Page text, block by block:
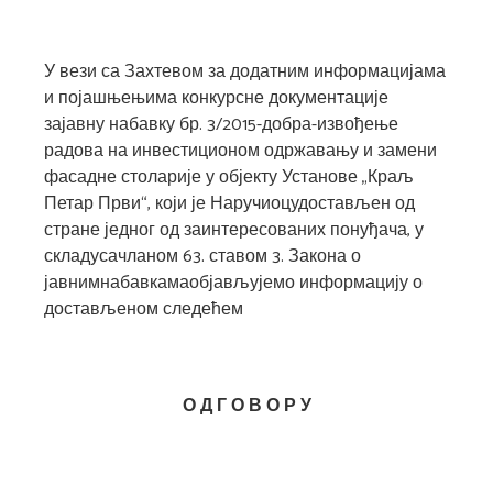
У вези са Захтевом за додатним информацијама
и појашњењима конкурсне документације
зајавну набавку бр. 3/2015-добра-извођење
радова на инвестиционом одржавању и замени
фасадне столарије у објекту Установе „Краљ
Петар Први“, који је Наручиоцудостављен од
стране једног од заинтересованих понуђача, у
складусачланом 63. ставом 3. Закона о
јавнимнабавкамаобјављујемо информацију о
достављеном следећем
О Д Г О В О РУ